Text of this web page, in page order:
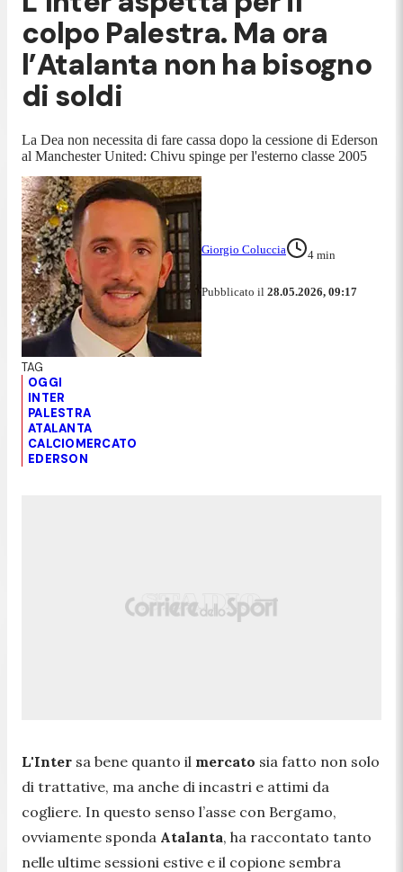
colpo Palestra. Ma ora
l’Atalanta non ha bisogno
di soldi
La Dea non necessita di fare cassa dopo la cessione di Ederson
al Manchester United: Chivu spinge per l'esterno classe 2005
Giorgio Coluccia 4 min
Pubblicato il 28.05.2026, 09:17
OGGI
INTER
PALESTRA
ATALANTA
CALCIOMERCATO
EDERSON
L'Inter sa bene quanto il mercato sia fatto non solo
di trattative, ma anche di incastri e attimi da
cogliere. In questo senso l’asse con Bergamo,
ovviamente sponda Atalanta, ha raccontato tanto
nelle ultime sessioni estive e il copione sembra